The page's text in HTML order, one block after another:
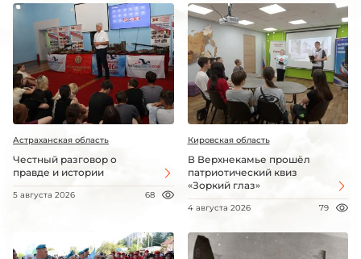
Астраханская область
Честный разговор о
правде и истории
5 августа 2026 68
Кировская область
В Верхнекамье прошёл
патриотический квиз
«Зоркий глаз»
4 августа 2026 79